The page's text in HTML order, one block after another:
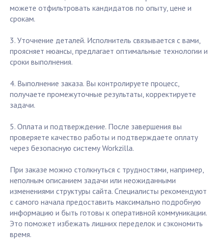
можете отфильтровать кандидатов по опыту, цене и
срокам.
3. Уточнение деталей. Исполнитель связывается с вами,
проясняет нюансы, предлагает оптимальные технологии и
сроки выполнения.
4. Выполнение заказа. Вы контролируете процесс,
получаете промежуточные результаты, корректируете
задачи.
5. Оплата и подтверждение. После завершения вы
проверяете качество работы и подтверждаете оплату
через безопасную систему Workzilla.
При заказе можно столкнуться с трудностями, например,
неполным описанием задачи или неожиданными
изменениями структуры сайта. Специалисты рекомендуют
с самого начала предоставить максимально подробную
информацию и быть готовы к оперативной коммуникации.
Это поможет избежать лишних переделок и сэкономить
время.